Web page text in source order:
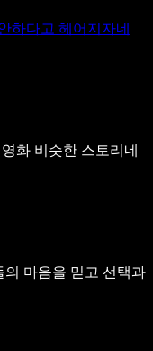
하다고 헤어지자네
화 비슷한 스토리네
의 마음을 믿고 선택과